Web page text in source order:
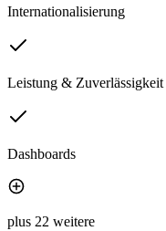
Internationalisierung
Leistung & Zuverlässigkeit
Dashboards
plus 22 weitere